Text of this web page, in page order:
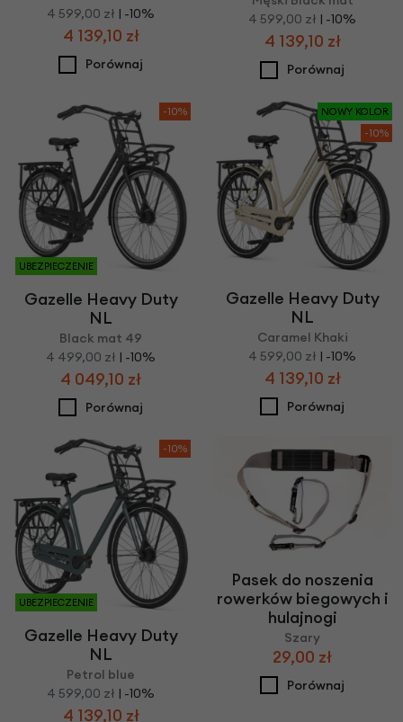
4 599,00 zł | -10%
4 139,10 zł
Porównaj
4 599,00 zł | -10%
4 139,10 zł
Porównaj
-10%
UBEZPIECZENIE
Gazelle Heavy Duty
NL
Black mat 49
4 499,00 zł | -10%
4 049,10 zł
Porównaj
NOWY KOLOR
-10%
Gazelle Heavy Duty
NL
Caramel Khaki
4 599,00 zł | -10%
4 139,10 zł
Porównaj
-10%
UBEZPIECZENIE
Gazelle Heavy Duty
NL
Petrol blue
4 599,00 zł | -10%
4 139,10 zł
Pasek do noszenia
rowerków biegowych i
hulajnogi
Szary
29,00 zł
Porównaj